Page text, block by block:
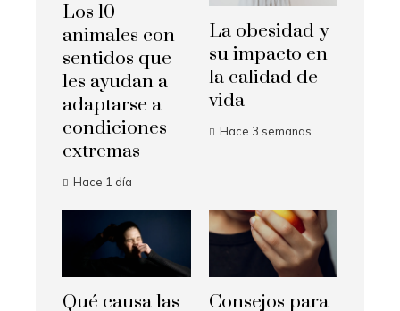
Los 10
animales con
sentidos que
les ayudan a
adaptarse a
condiciones
extremas
Hace 1 día
La obesidad y
su impacto en
la calidad de
vida
Hace 3 semanas
Qué causa las
Consejos para